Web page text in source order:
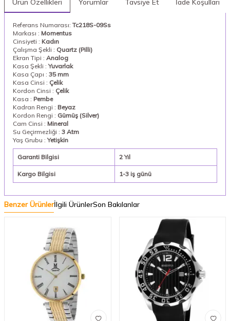
Ürün Özellikleri Yorumlar Tavsiye Et İade Koşulları
Referans Numarası: Tc218S-09Ss
Markası : Momentus
Cinsiyeti : Kadın
Çalışma Şekli : Quartz (Pilli)
Ekran Tipi : Analog
Kasa Şekli :Yuvarlak
Kasa Çapı : 35 mm
Kasa Cinsi : Çelik
Kordon Cinsi : Çelik
Kasa : Pembe
Kadran Rengi : Beyaz
Kordon Rengi : Gümüş (Silver)
Cam Cinsi : Mineral
Su Geçirmezliği : 3 Atm
Yaş Grubu :Yetişkin
Garanti Bilgisi 2 Yıl
Kargo Bilgisi 1-3 iş günü
Benzer Ürünlerİlgili ÜrünlerSon Bakılanlar